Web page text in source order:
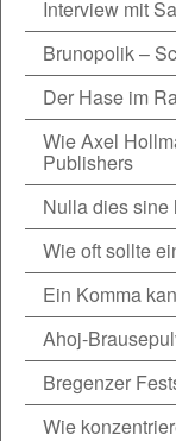
Interview mit
Brunopolik –
Der Hase im
Wie Axel
Publishers
Nulla dies sine
Wie oft sollte
Ein Komma
Ahoj-
Bregenzer
Wie